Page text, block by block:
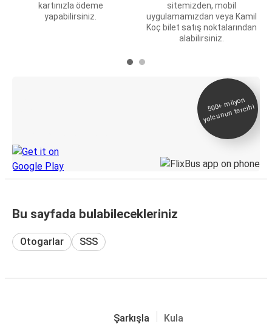
kartınızla ödeme
yapabilirsiniz.
sitemizden, mobil
uygulamamızdan veya Kamil
Koç bilet satış noktalarından
alabilirsiniz.
500+
milyon
yolcunun tercihi
Bu sayfada bulabilecekleriniz
Otogarlar SSS
Şarkışla Kula